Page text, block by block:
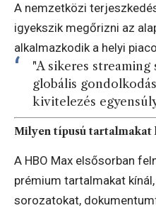
A nemzetközi
igyekszik megőrizni az
alkalmazkodik a helyi
"A sikeres streaming
globális
kivitelezés
Milyen típusú tartalmakat
A HBO Max elsősorban
prémium tartalmakat
sorozatokat,